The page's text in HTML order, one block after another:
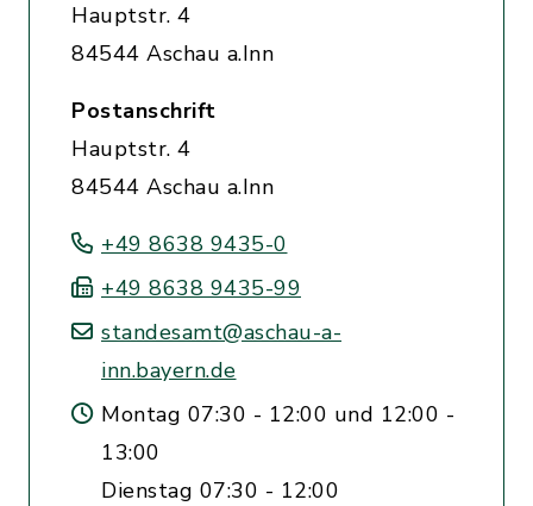
Hauptstr. 4
84544 Aschau a.Inn
Postanschrift
Hauptstr. 4
84544 Aschau a.Inn
+49 8638 9435-0
+49 8638 9435-99
standesamt@aschau-a-
inn.bayern.de
Montag 07:30 - 12:00 und 12:00 -
13:00
Dienstag 07:30 - 12:00